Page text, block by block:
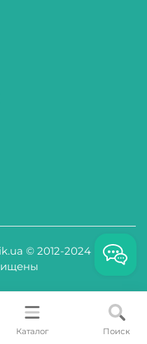
Каталог Поиск
© 2012-2024 Все